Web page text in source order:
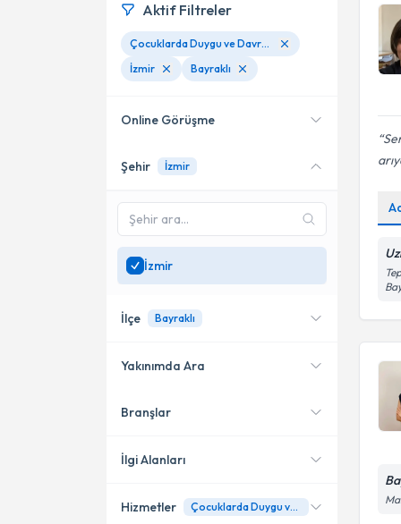
Aktif Filtreler
Çocuklarda Duygu ve Davranış
İzmir
Bayraklı
Online Görüşme
Online danışmanlık sunan
Sadeceİzmir
uzman ara
Şehir İzmir
İzmir
İlçe Bayraklı
Bayraklı
Bornova
Yakınımda Ara
Konumuma yakın uzmanları
Branşlar
Psikoloji
İlgi Alanları
Hizmetler Çocuklarda Duygu ve Davranış